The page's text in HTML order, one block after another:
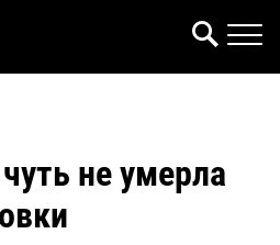
не умерла